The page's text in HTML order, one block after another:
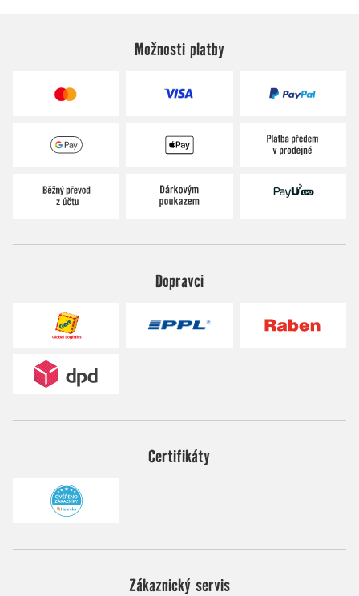
Možnosti platby
Dopravci
Certifikáty
Zákaznický servis